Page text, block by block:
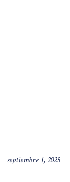
septiembre 1, 2025